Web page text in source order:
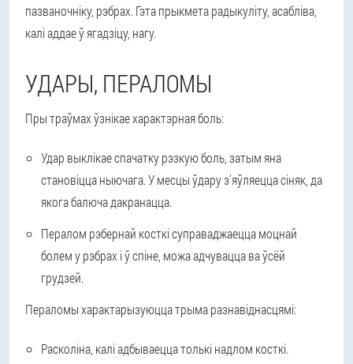
пазваночніку, рэбрах. Гэта прыкмета радыкуліту, асабліва,
калі аддае ў ягадзіцу, нагу.
УДАРЫ, ПЕРАЛОМЫ
Пры траўмах ўзнікае характэрная боль:
Удар выклікае спачатку рэзкую боль, затым яна
становіцца ныючага. У месцы ўдару з'яўляецца сіняк, да
якога балюча дакранацца.
Пералом рэбернай косткі суправаджаецца моцнай
болем у рэбрах і ў спіне, можа адчувацца ва ўсёй
грудзей.
Пераломы характарызуюцца трыма разнавіднасцямі:
Расколіна, калі адбываецца толькі надлом косткі.